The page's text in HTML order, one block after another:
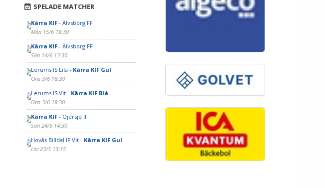
SPELADE MATCHER
Kärra KIF- Älvsborg FF
Mån 15/6 18:30
Kärra KIF- Älvsborg FF
Sön 14/6 13:30
Lerums IS Lila - Kärra KIF Gul
Ons 3/6 18:30
Lerums IS Vit - Kärra KIF Blå
Ons 3/6 18:30
Kärra KIF- Öjersjö if
Sön 24/5 14:30
Hovås Billdal IF Vit - Kärra KIF Gul
Lör 23/5 13:15